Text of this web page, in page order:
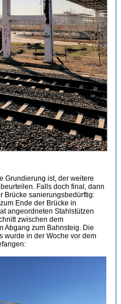
Grundierung ist, der weitere
Falls doch final, dann
Brücke sanierungsbedürftig:
Ende der Brücke in
angeordneten Stahlstützen
zwischen dem
Abgang zum Bahnsteig. Die
wurde in der Woche vor dem